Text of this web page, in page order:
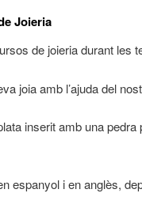
Joieria
de joieria durant les
joia amb l’ajuda del
inserit amb una
espanyol i en anglès,